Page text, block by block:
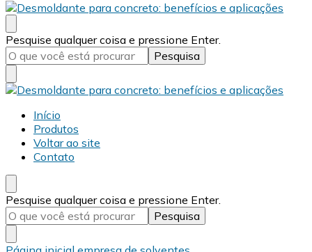
Desmold
Blog Desmold
Procurando
algo?
Pesquise qualquer coisa e pressione Enter.
Desmold
Blog Desmold
Início
Produtos
Voltar ao site
Contato
Procurando
algo?
Pesquise qualquer coisa e pressione Enter.